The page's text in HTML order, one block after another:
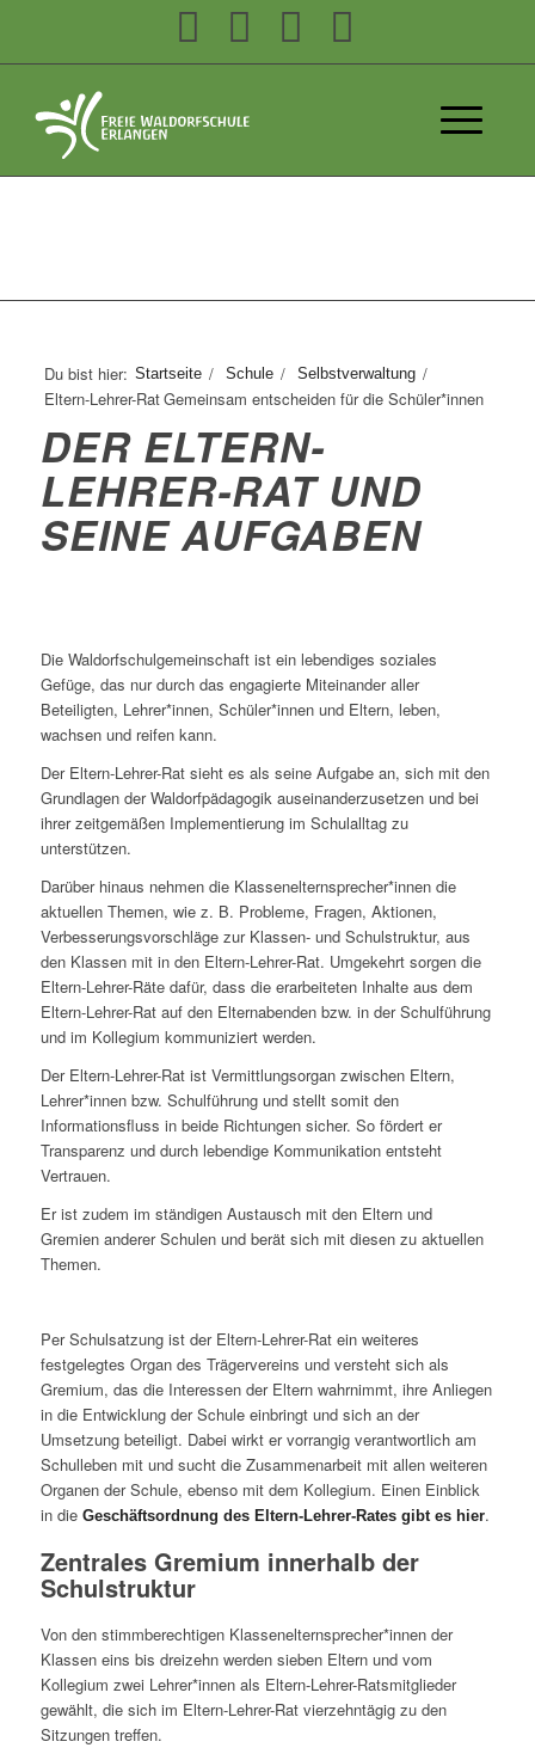
Du bist hier: Startseite / Schule / Selbstverwaltung /
Eltern-Lehrer-RatGemeinsam entscheiden für die Schüler*innen
DER ELTERN-
LEHRER-RAT UND
SEINE AUFGABEN
Die Waldorfschulgemeinschaft ist ein lebendiges soziales
Gefüge, das nur durch das engagierte Miteinander aller
Beteiligten, Lehrer*innen, Schüler*innen und Eltern, leben,
wachsen und reifen kann.
Der Eltern-Lehrer-Rat sieht es als seine Aufgabe an, sich mit den
Grundlagen der Waldorfpädagogik auseinanderzusetzen und bei
ihrer zeitgemäßen Implementierung im Schulalltag zu
unterstützen.
Darüber hinaus nehmen die Klassenelternsprecher*innen die
aktuellen Themen, wie z. B. Probleme, Fragen, Aktionen,
Verbesserungsvorschläge zur Klassen- und Schulstruktur, aus
den Klassen mit in den Eltern-Lehrer-Rat. Umgekehrt sorgen die
Eltern-Lehrer-Räte dafür, dass die erarbeiteten Inhalte aus dem
Eltern-Lehrer-Rat auf den Elternabenden bzw. in der Schulführung
und im Kollegium kommuniziert werden.
Der Eltern-Lehrer-Rat ist Vermittlungsorgan zwischen Eltern,
Lehrer*innen bzw. Schulführung und stellt somit den
Informationsfluss in beide Richtungen sicher. So fördert er
Transparenz und durch lebendige Kommunikation entsteht
Vertrauen.
Er ist zudem im ständigen Austausch mit den Eltern und
Gremien anderer Schulen und berät sich mit diesen zu aktuellen
Themen.
Per Schulsatzung ist der Eltern-Lehrer-Rat ein weiteres
festgelegtes Organ des Trägervereins und versteht sich als
Gremium, das die Interessen der Eltern wahrnimmt, ihre Anliegen
in die Entwicklung der Schule einbringt und sich an der
Umsetzung beteiligt. Dabei wirkt er vorrangig verantwortlich am
Schulleben mit und sucht die Zusammenarbeit mit allen weiteren
Organen der Schule, ebenso mit dem Kollegium. Einen Einblick
in die Geschäftsordnung des Eltern-Lehrer-Rates gibt es hier.
Zentrales Gremium innerhalb der
Schulstruktur
Von den stimmberechtigen Klassenelternsprecher*innen der
Klassen eins bis dreizehn werden sieben Eltern und vom
Kollegium zwei Lehrer*innen als Eltern-Lehrer-Ratsmitglieder
gewählt, die sich im Eltern-Lehrer-Rat vierzehntägig zu den
Sitzungen treffen.